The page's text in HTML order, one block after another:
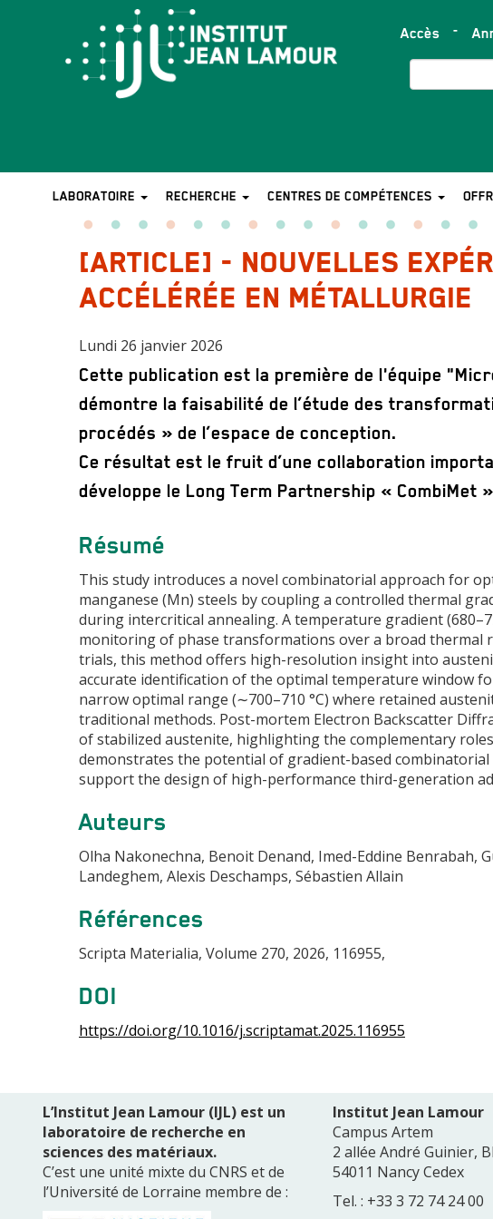
Top
Accès
MAIN
NAVIGATION
LABORATOIRE RECHERCHE CENTRES DE COMPÉTENCES
[ARTICLE] - NOUVELLES
ACCÉLÉRÉE EN MÉTALLURGIE
Lundi 26 janvier 2026
Sous
titre
Cette publication est la première de l'équipe
démontre la faisabilité de l’étude des
procédés » de l’espace de conception.
Ce résultat est le fruit d’une collaboration
développe le Long Term Partnership « CombiMet
Résumé
This study introduces a novel combinatorial approach for
manganese (Mn) steels by coupling a controlled thermal
during intercritical annealing. A temperature gradient
monitoring of phase transformations over a broad thermal
trials, this method offers high-resolution insight into
accurate identification of the optimal temperature window
narrow optimal range (∼700–710 °C) where retained
traditional methods. Post-mortem Electron Backscatter
of stabilized austenite, highlighting the complementary
demonstrates the potential of gradient-based
support the design of high-performance third-generation
Auteurs
Olha Nakonechna, Benoit Denand, Imed-Eddine Benrabah,
Landeghem, Alexis Deschamps, Sébastien Allain
Références
Scripta Materialia, Volume 270, 2026, 116955,
DOI
https://doi.org/10.1016/j.scriptamat.2025.116955
L’Institut Jean Lamour (IJL) est un
laboratoire de recherche en
sciences des matériaux.
C’est une unité mixte du CNRS et de
l’Université de Lorraine membre de :
Institut Jean Lamour
Campus Artem
2 allée André Guinier,
54011 Nancy Cedex
Tel. : +33 3 72 74 24 00